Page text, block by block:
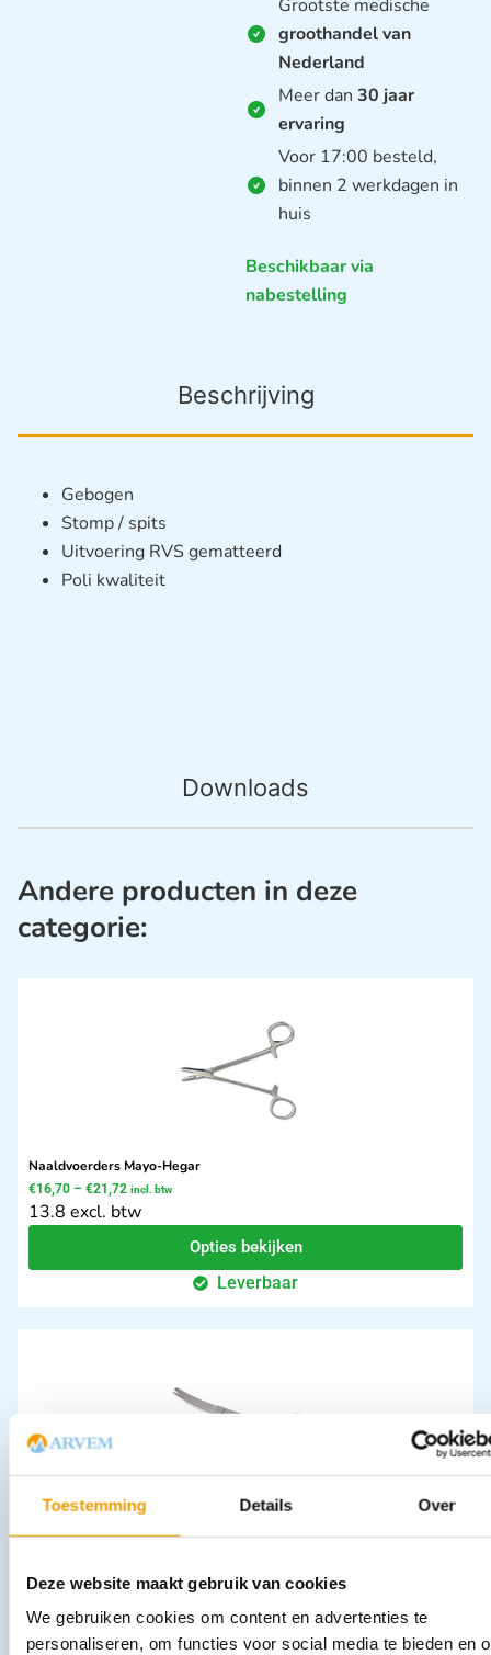
Toestemming Details Over
Deze website maakt gebruik van cookies
We gebruiken cookies om content en advertenties te
personaliseren, om functies voor social media te bieden en
Grootste medische
groothandel van
Nederland
Meer dan 30 jaar
ervaring
Voor 17:00 besteld,
binnen 2 werkdagen in
huis
Beschikbaar via
nabestelling
Beschrijving
Downloads
Gebogen
Stomp / spits
Uitvoering RVS gematteerd
Poli kwaliteit
Andere producten in deze
categorie:
Naaldvoerders Mayo-Hegar
€16,70 – €21,72 incl. btw
13.8 excl. btw
Opties bekijken
Leverbaar
Chirurgische schaar spits/stomp Gebogen Poli kwaliteit
€4,74 – €11,42 incl. btw
Opties bekijken
Leverbaar